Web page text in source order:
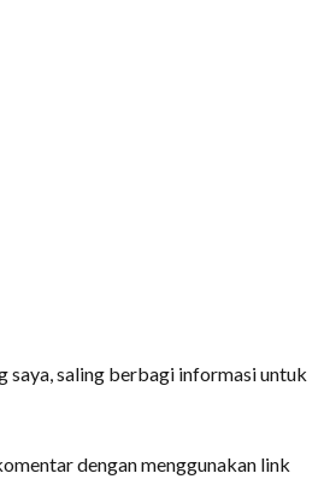
saya, saling berbagi informasi untuk
dengan menggunakan link